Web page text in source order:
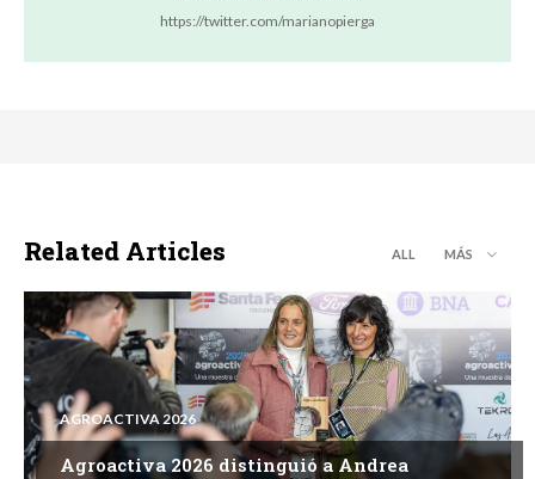
https://twitter.com/marianopierga
Related Articles ALL MÁS
AGROACTIVA 2026
Agroactiva 2026 distinguió a Andrea